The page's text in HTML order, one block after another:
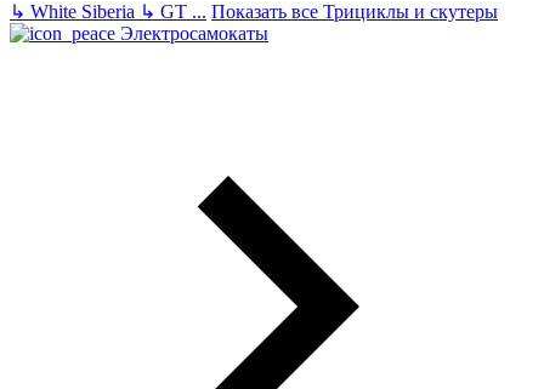
↳ White Siberia ↳ GT ... Показать все Трициклы и скутеры
Электросамокаты